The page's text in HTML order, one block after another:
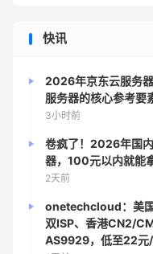
快讯
2026年京东云服务
服务器的核心参考要
3小时前
卷疯了！2026年国
器，100元以内就能
2天前
onetechcloud：美
双ISP、香港CN2/
AS9929，低至22元